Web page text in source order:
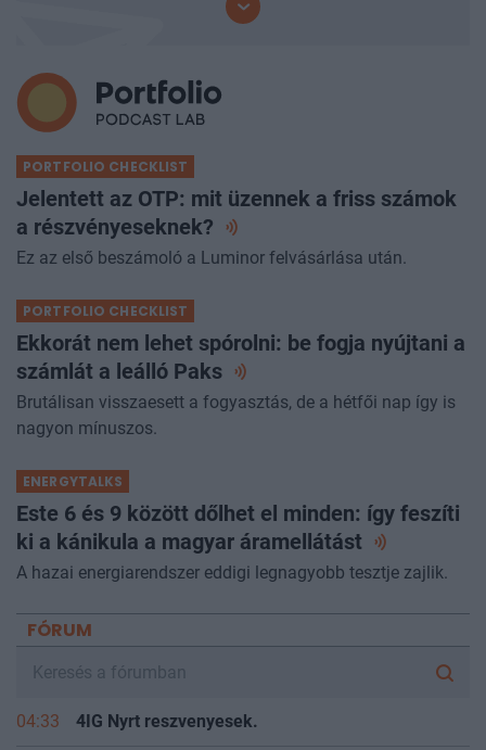
PORTFOLIO CHECKLIST
Jelentett az OTP: mit üzennek a friss számok
a részvényeseknek?
Ez az első beszámoló a Luminor felvásárlása után.
PORTFOLIO CHECKLIST
Ekkorát nem lehet spórolni: be fogja nyújtani a
számlát a leálló Paks
Brutálisan visszaesett a fogyasztás, de a hétfői nap így is
nagyon mínuszos.
ENERGYTALKS
Este 6 és 9 között dőlhet el minden: így feszíti
ki a kánikula a magyar áramellátást
A hazai energiarendszer eddigi legnagyobb tesztje zajlik.
FÓRUM
04:33 4IG Nyrt reszvenyesek.